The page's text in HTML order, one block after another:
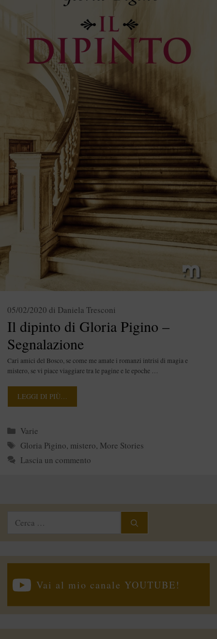
Il dipinto di Gloria Pigino –
Segnalazione
05/02/2020 di Daniela Tresconi
Cari amici del Bosco, se come me amate i romanzi intrisi di magia e
mistero, se vi piace viaggiare tra le pagine e le epoche …
LEGGI DI PIÙ…
Categorie
Varie
Tag
Gloria Pigino, mistero, More Stories
Lascia un commento
Ricerca
Vai al mio canale YOUTUBE!